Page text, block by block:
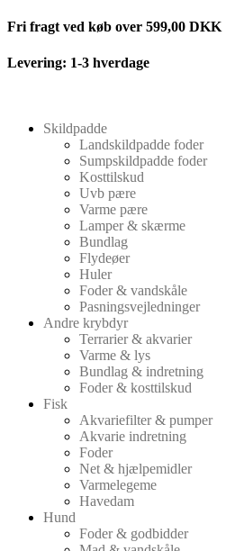
Videre
indhold
Fri fragt ved køb over 599,00 DKK
Levering: 1-3 hverdage
Skildpadde
Landskildpadde foder
Sumpskildpadde foder
Kosttilskud
Uvb pære
Varme pære
Lamper & skærme
Bundlag
Flydeøer
Huler
Foder & vandskåle
Pasningsvejledninger
Andre krybdyr
Terrarier & akvarier
Varme & lys
Bundlag & indretning
Foder & kosttilskud
Fisk
Akvariefilter & pumper
Akvarie indretning
Foder
Net & hjælpemidler
Varmelegeme
Havedam
Hund
Foder & godbidder